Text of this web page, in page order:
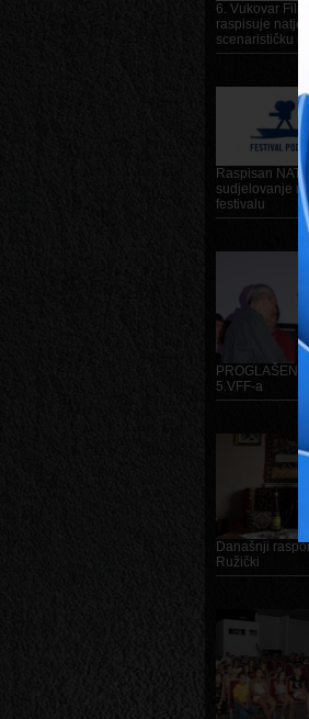
6. Vukovar Film
raspisuje
scenarističku
Raspisan
sudjelovanje
festivalu
5.VFF-a
Današnji
Ružički